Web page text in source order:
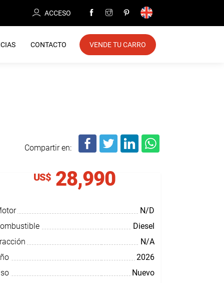
ACCESO
CONTACTO VENDE TU CARRO
Compartir en:
US$ 28,990
N/D
Diesel
N/A
2026
Nuevo